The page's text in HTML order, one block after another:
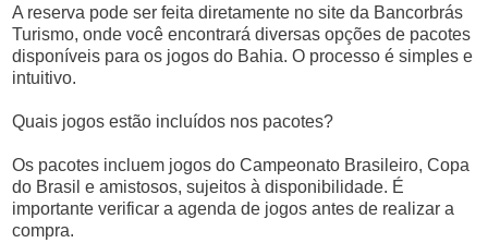
A reserva pode ser feita diretamente no site da Bancorbrás
Turismo, onde você encontrará diversas opções de pacotes
disponíveis para os jogos do Bahia. O processo é simples e
intuitivo.
Quais jogos estão incluídos nos pacotes?
Os pacotes incluem jogos do Campeonato Brasileiro, Copa
do Brasil e amistosos, sujeitos à disponibilidade. É
importante verificar a agenda de jogos antes de realizar a
compra.